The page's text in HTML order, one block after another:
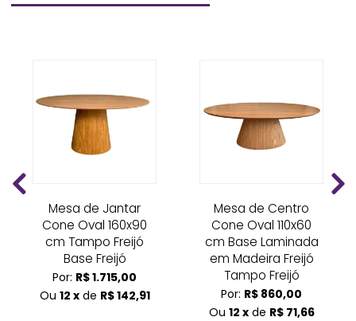
Mesa de Jantar
Cone Oval 160x90
cm Tampo Freijó
Base Freijó
Por: R$ 1.715,00
Ou 12 xde R$ 142,91
Mesa de Centro
Cone Oval 110x60
cm Base Laminada
em Madeira Freijó
Tampo Freijó
Por: R$ 860,00
Ou 12 xde R$ 71,66